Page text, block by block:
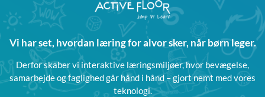
Vi har set, hvordan læring for alvor sker, når børn leger.
Derfor skaber vi interaktive læringsmiljøer, hvor bevægelse,
samarbejde og faglighed går hånd i hånd – gjort nemt med vores
teknologi.